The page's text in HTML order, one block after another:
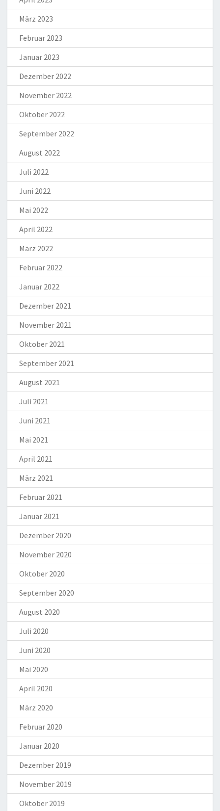
März 2023
Februar 2023
Januar 2023
Dezember 2022
November 2022
Oktober 2022
September 2022
August 2022
Juli 2022
Juni 2022
Mai 2022
April 2022
März 2022
Februar 2022
Januar 2022
Dezember 2021
November 2021
Oktober 2021
September 2021
August 2021
Juli 2021
Juni 2021
Mai 2021
April 2021
März 2021
Februar 2021
Januar 2021
Dezember 2020
November 2020
Oktober 2020
September 2020
August 2020
Juli 2020
Juni 2020
Mai 2020
April 2020
März 2020
Februar 2020
Januar 2020
Dezember 2019
November 2019
Oktober 2019